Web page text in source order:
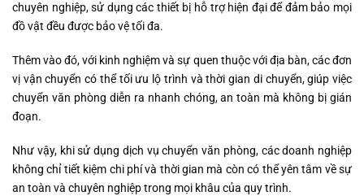
chuyên nghiệp, sử dụng các thiết bị hỗ trợ hiện đại để đảm bảo mọi
đồ vật đều được bảo vệ tối đa.
Thêm vào đó, với kinh nghiệm và sự quen thuộc với địa bàn, các đơn
vị vận chuyển có thể tối ưu lộ trình và thời gian di chuyển, giúp việc
chuyển văn phòng diễn ra nhanh chóng, an toàn mà không bị gián
đoạn.
Như vậy, khi sử dụng dịch vụ chuyển văn phòng, các doanh nghiệp
không chỉ tiết kiệm chi phí và thời gian mà còn có thể yên tâm về sự
an toàn và chuyên nghiệp trong mọi khâu của quy trình.